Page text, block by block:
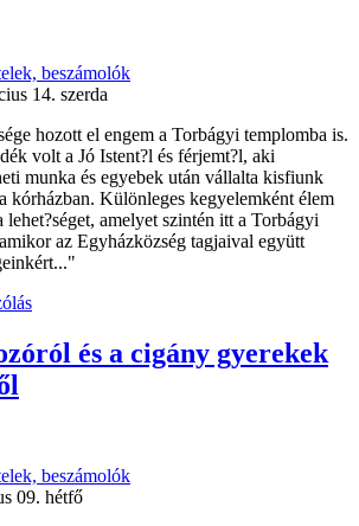
beszámolók
14. szerda
hozott el engem a Torbágyi templomba is.
volt a Jó Istent?l és férjemt?l, aki
munka és egyebek után vállalta kisfiunk
kórházban. Különleges kegyelemként élem
lehet?séget, amelyet szintén itt a Torbágyi
az Egyházközség tagjaival együtt
és a cigány gyerekek
beszámolók
09. hétfő